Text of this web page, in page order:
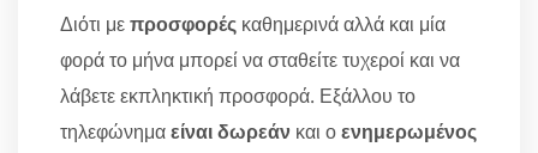
Διότι μεπροσφορές καθημερινά αλλά και μία
φορά το μήνα μπορεί να σταθείτε τυχεροί και να
λάβετε εκπληκτική προσφορά. Εξάλλου το
τηλεφώνημαείναι δωρεάν και οενημερωμένος